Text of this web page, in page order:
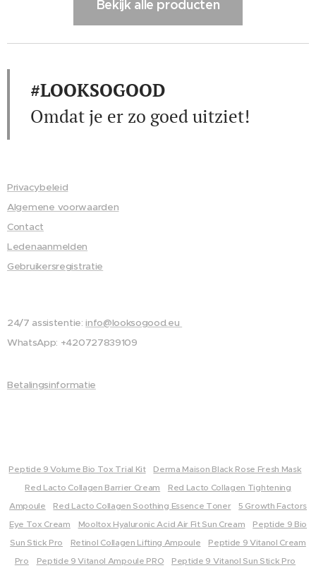
Bekijk alle producten
#LOOKSOGOOD
Omdat je er zo goed uitziet!
Privacybeleid
Algemene voorwaarden
Contact
Ledenaanmelden
Gebruikersregistratie
24/7 assistentie:info@looksogood.eu
WhatsApp: +420727839109
Betalingsinformatie
Peptide 9 Volume Bio Tox Trial Kit
Derma Maison Black Rose Fresh Mask
Red Lacto Collagen Barrier Cream
Red Lacto Collagen Tightening
Ampoule
Red Lacto Collagen Soothing Essence Toner
5 Growth Factors
Eye Tox Cream
Mooltox Hyaluronic Acid Air Fit Sun Cream
Peptide 9 Bio
Sun Stick Pro
Retinol Collagen Lifting Ampoule
Peptide 9 Vitanol Cream
Pro
Peptide 9 Vitanol Ampoule PRO
Peptide 9 Vitanol Sun Stick Pro